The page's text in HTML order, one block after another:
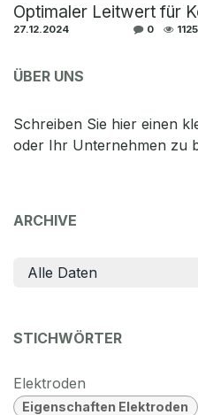
Optimaler Leitwert für
27.12.2024 0 1125
ÜBER UNS
Schreiben Sie hier einen
oder Ihr Unternehmen zu
ARCHIVE
STICHWÖRTER
Elektroden
Eigenschaften Elektroden